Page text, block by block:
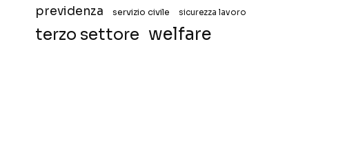
previdenza servizio civile sicurezza lavoro
terzo settore welfare